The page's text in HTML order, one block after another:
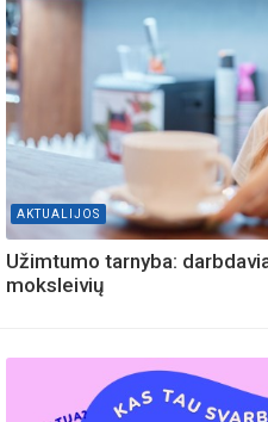
AKTUALIJOS
Užimtumo tarnyba:
moksleivių